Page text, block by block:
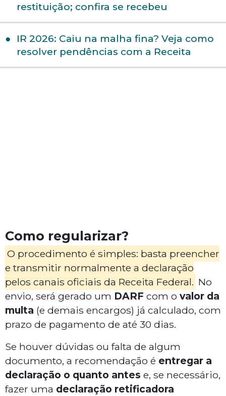
restituição; confira se recebeu
IR 2026: Caiu na malha fina? Veja como
resolver pendências com a Receita
Como regularizar?
O procedimento é simples: basta preencher
e transmitir normalmente a declaração
pelos canais oficiais da Receita Federal. No
envio, será gerado um DARF com o valor da
multa (e demais encargos) já calculado, com
prazo de pagamento de até 30 dias.
Se houver dúvidas ou falta de algum
documento, a recomendação é entregar a
declaração o quanto antes e, se necessário,
fazer uma declaração retificadora